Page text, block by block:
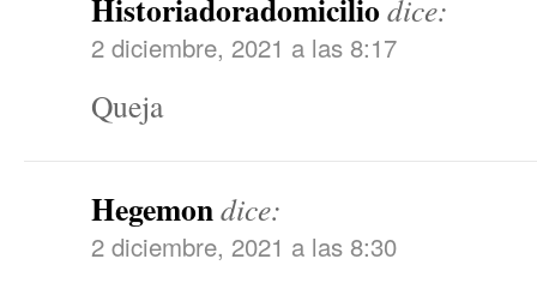
Historiadoradomiciliodice:
2 diciembre, 2021 a las 8:17
Queja
Hegemondice:
2 diciembre, 2021 a las 8:30